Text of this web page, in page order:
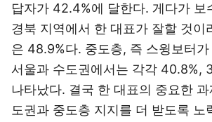
답자가 42.4%에 달한다. 게다가 보
경북 지역에서 한 대표가 잘할 것이
은 48.9%다. 중도층, 즉 스윙보터
서울과 수도권에서는 각각 40.8%,
나타났다. 결국 한 대표의 중요한
도권과 중도층 지지를 더 받도록 노